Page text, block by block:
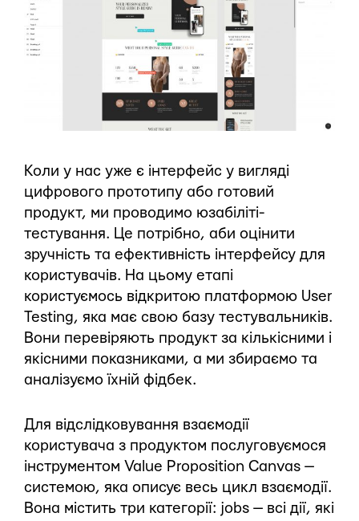
Коли у нас уже є інтерфейс у вигляді
цифрового прототипу або готовий
продукт, ми проводимо юзабіліті-
тестування. Це потрібно, аби оцінити
зручність та ефективність інтерфейсу для
користувачів. На цьому етапі
користуємось відкритою платформою User
Testing, яка має свою базу тестувальників.
Вони перевіряють продукт за кількісними і
якісними показниками, а ми збираємо та
аналізуємо їхній фідбек.
Для відслідковування взаємодії
користувача з продуктом послуговуємося
інструментом Value Proposition Canvas —
системою, яка описує весь цикл взаємодії.
Вона містить три категорії: jobs — всі дії, які